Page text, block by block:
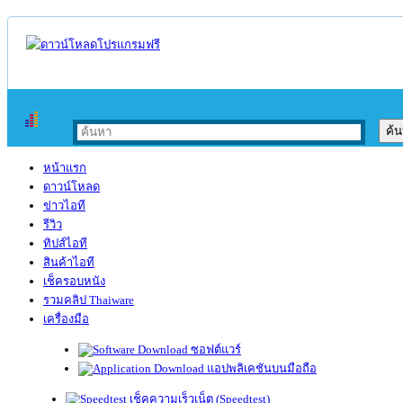
หน้าแรก
ดาวน์โหลด
ข่าวไอที
รีวิว
ทิปส์ไอที
สินค้าไอที
เช็ครอบหนัง
รวมคลิป Thaiware
เครื่องมือ
ซอฟต์แวร์
แอปพลิเคชันบนมือถือ
เช็คความเร็วเน็ต (Speedtest)